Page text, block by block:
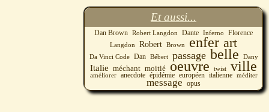
Et aussi...
Dan Brown Robert Langdon Dante Inferno Florence
Langdon Robert Brown enfer art
Da Vinci Code Dan Bébert passage belle Dany
Italie méchant moitié oeuvre twist ville
améliorer anecdote épidémie européen italienne méditer
message opus